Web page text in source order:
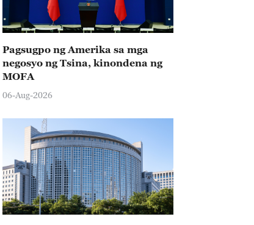
Pagsugpo ng Amerika sa mga
negosyo ng Tsina, kinondena ng
MOFA
06-Aug-2026